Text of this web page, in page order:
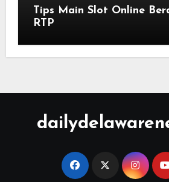
Tips Main Slot Online
RTP